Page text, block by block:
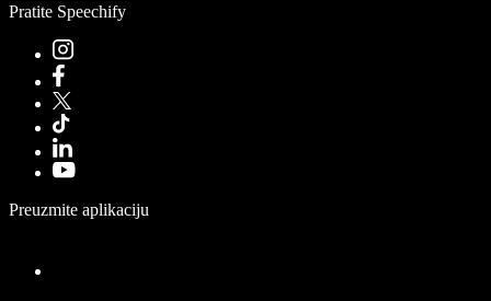
Pratite Speechify
Preuzmite aplikaciju